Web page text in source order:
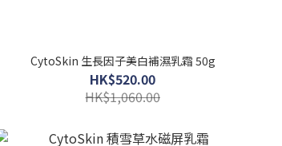
CytoSkin 生長因子美白補濕乳霜 50g
HK$520.00
HK$1,060.00